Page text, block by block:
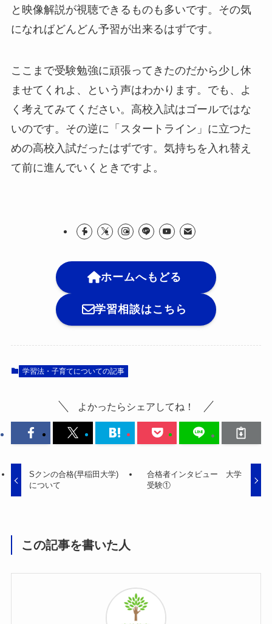
と映像解説が視聴できるものも多いです。その気
になればどんどん予習が出来るはずです。
ここまで受験勉強に頑張ってきたのだから少し休
ませてくれよ、という声はわかります。でも、よ
く考えてみてください。高校入試はゴールではな
いのです。その逆に「スタートライン」に立つた
めの高校入試だったはずです。気持ちを入れ替え
て前に進んでいくときですよ。
ホームへもどる
学習相談はこちら
学習法・子育てについての記事
よかったらシェアしてね！
Sクンの合格(早稲田大学)
について
合格者インタビュー 大学
受験①
この記事を書いた人